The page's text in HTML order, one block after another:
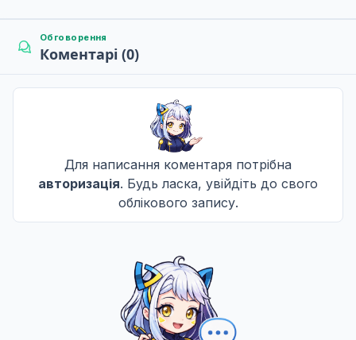
Обговорення
Коментарі (0)
Для написання коментаря потрібна
авторизація. Будь ласка, увійдіть до свого
облікового запису.